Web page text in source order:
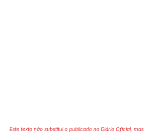
Este texto não substitui o publicado no Diário Oficial, mas